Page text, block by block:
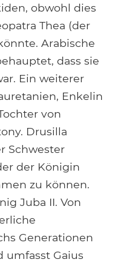
obwohl dies
Thea (der
Arabische
dass sie
Ein weiterer
Enkelin
von
Drusilla
Schwester
der Königin
zu können.
Juba II. Von
Generationen
umfasst Gaius